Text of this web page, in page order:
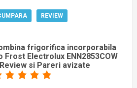
REVIEW
frigorifica incorporabila
Frost Electrolux ENN2853COW
si Pareri avizate